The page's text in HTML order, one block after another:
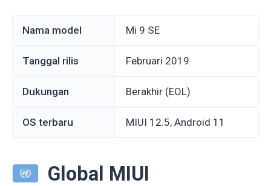
Nama model Mi 9 SE
Tanggal rilis Februari 2019
Dukungan Berakhir (EOL)
OS terbaru MIUI 12.5, Android 11
Global MIUI